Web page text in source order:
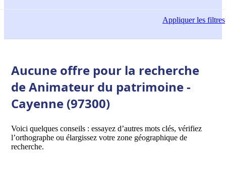
Appliquerles filtres
Aucune offre pour la recherche
de Animateur du patrimoine -
Cayenne (97300)
Voici quelques conseils : essayez d’autres mots clés, vérifiez
l’orthographe ou élargissez votre zone géographique de
recherche.